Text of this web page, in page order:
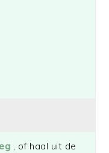
, of haal uit de